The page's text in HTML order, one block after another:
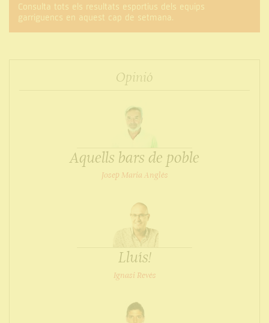
Consulta tots els resultats esportius dels equips
garriguencs en aquest cap de setmana.
Opinió
Aquells bars de poble
Josep Maria Anglès
Lluís!
Ignasi Revés